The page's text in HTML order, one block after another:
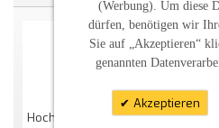
Hochzeitskerze "Kreuz Mit Spruch" Wollweiß
(Werbung). Um diese
dürfen, benötigen wir
Sie auf „Akzeptieren“
genannten
Akzeptieren